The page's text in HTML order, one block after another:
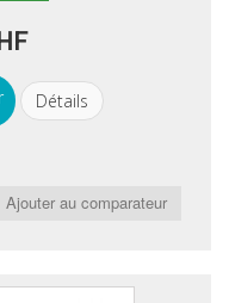
Détails
Ajouter au comparateur